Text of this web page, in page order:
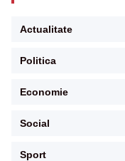
Actualitate
Politica
Economie
Social
Sport